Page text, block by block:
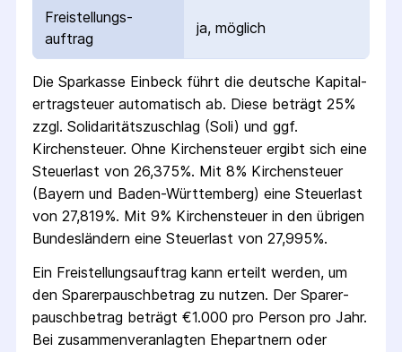
Freistellungs­
auftrag
ja, möglich
Die Sparkasse Einbeck führt die deutsche Kapital­
ertrag­steuer automatisch ab. Diese beträgt 25%
zzgl. Solidaritäts­zuschlag (Soli) und ggf.
Kirchensteuer. Ohne Kirchensteuer ergibt sich eine
Steuerlast von 26,375%. Mit 8% Kirchensteuer
(Bayern und Baden-Württemberg) eine Steuerlast
von 27,819%. Mit 9% Kirchensteuer in den übrigen
Bundesländern eine Steuerlast von 27,995%.
Ein Freistellungs­auftrag kann erteilt werden, um
den Sparer­pausch­betrag zu nutzen. Der Sparer­
pausch­betrag beträgt €1.000 pro Person pro Jahr.
Bei zusammenveranlagten Ehepartnern oder